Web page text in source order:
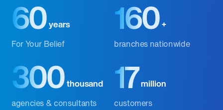
60 years
For Your Belief
160 +
branches nationwide
300 thousand
agencies & consultants
17 million
customers